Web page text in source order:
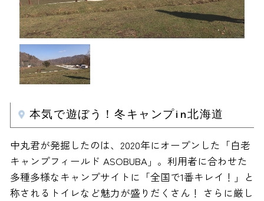
本気で遊ぼう！冬キャンプin北海道
中丸君が発掘したのは、2020年にオープンした「白老
キャンプフィールド ASOBUBA」。利用者に合わせた
多種多様なキャンプサイトに「全国で1番キレイ！」と
称されるトイレなど魅力が盛りだくさん！ さらに厳し